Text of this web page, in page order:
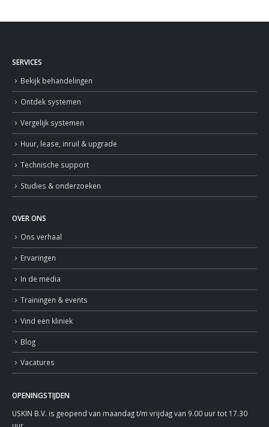
SERVICES
Bekijk behandelingen
Ontdek systemen
Vergelijk systemen
Huur, lease, inruil & upgrade
Technische support
Studies & onderzoeken
OVER ONS
Ons verhaal
Ervaringen
In de media
Trainingen & events
Vind een kliniek
Blog
Vacatures
OPENINGSTIJDEN
USKIN B.V. is geopend van maandag t/m vrijdag van 9.00 uur tot 17.30